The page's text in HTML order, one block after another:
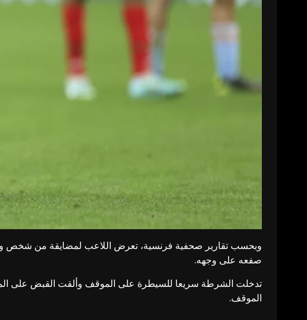
وبحسب تقارير صحفية فرنسية، تعرض اللاعب لمضايقة من شخص
صفعه على وجهه.
تدخلت الشرطة سريعا للسيطرة على الموقف وألقت القبض على
الموقف.